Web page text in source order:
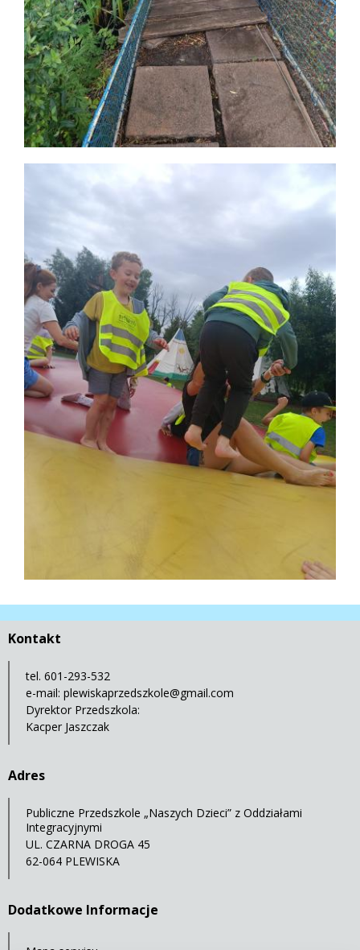
Kontakt
tel. 601-293-532
e-mail: plewiskaprzedszkole@gmail.com
Dyrektor Przedszkola:
Kacper Jaszczak
Adres
Publiczne Przedszkole „Naszych Dzieci” z Oddziałami
Integracyjnymi
UL. CZARNA DROGA 45
62-064 PLEWISKA
Dodatkowe Informacje